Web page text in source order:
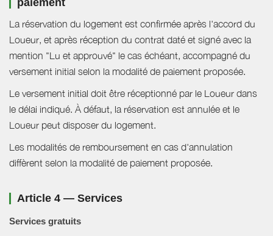
paiement
La réservation du logement est confirmée après l'accord du
Loueur, et après réception du contrat daté et signé avec la
mention "Lu et approuvé" le cas échéant, accompagné du
versement initial selon la modalité de paiement proposée.
Le versement initial doit être réceptionné par le Loueur dans
le délai indiqué. À défaut, la réservation est annulée et le
Loueur peut disposer du logement.
Les modalités de remboursement en cas d'annulation
diffèrent selon la modalité de paiement proposée.
Article 4 — Services
Services gratuits